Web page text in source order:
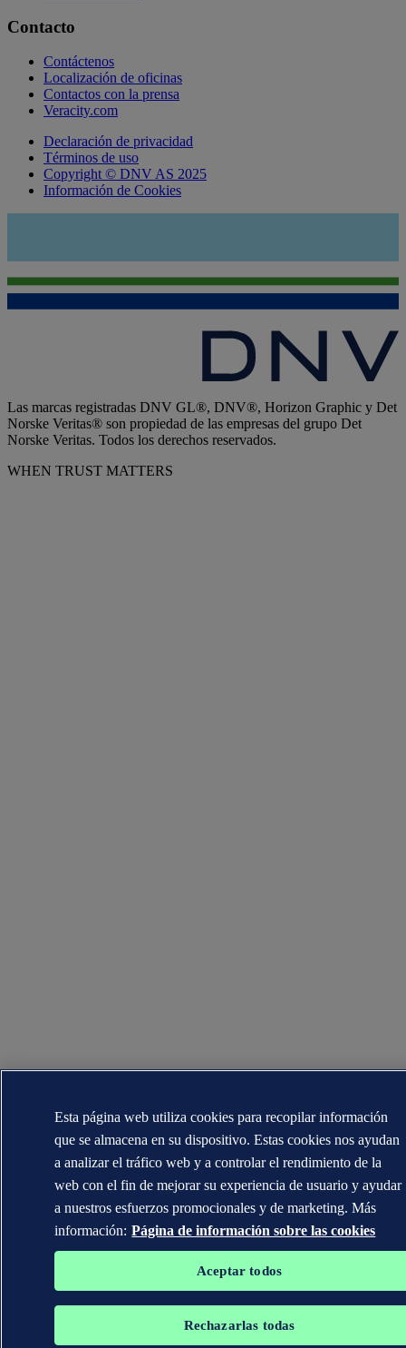
Contacto
Contáctenos
Localización de oficinas
Contactos con la prensa
Veracity.com
Declaración de privacidad
Términos de uso
Copyright © DNV AS 2025
Información de Cookies
Las marcas registradas DNV GL®, DNV®, Horizon Graphic y Det
Norske Veritas® son propiedad de las empresas del grupo Det
Norske Veritas. Todos los derechos reservados.
WHEN TRUST MATTERS
Esta página web utiliza cookies para recopilar información
que se almacena en su dispositivo. Estas cookies nos ayudan
a analizar el tráfico web y a controlar el rendimiento de la
web con el fin de mejorar su experiencia de usuario y ayudar
a nuestros esfuerzos promocionales y de marketing. Más
información: Página de información sobre las cookies
Aceptar todos
Rechazarlas todas